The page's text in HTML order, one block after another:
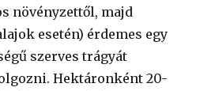
növényzettől, majd
esetén) érdemes egy
szerves trágyát
Hektáronként 20-